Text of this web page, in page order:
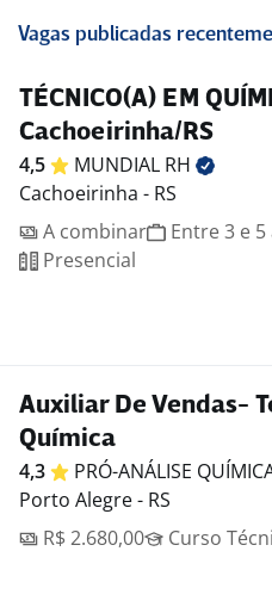
Vagas publicadas
TÉCNICO(A) EM
Cachoeirinha/RS
4,5 MUNDIAL RH
Cachoeirinha - RS
A combinar
Entre 3 e 5
Presencial
Auxiliar De Vendas-
Química
4,3 PRÓ-ANÁLISE
Porto Alegre - RS
R$ 2.680,00
Curso